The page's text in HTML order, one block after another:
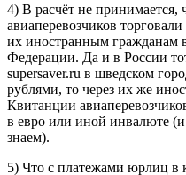
4) В расчёт не принимается,
авиаперевозчиков
их иностранным гражданам
Федерации. Да и в России
supersaver.ru в шведском
рублями, то через их же
Квитанции
в евро или иной инвалюте
знаем).
5) Что с платежами юрлиц в